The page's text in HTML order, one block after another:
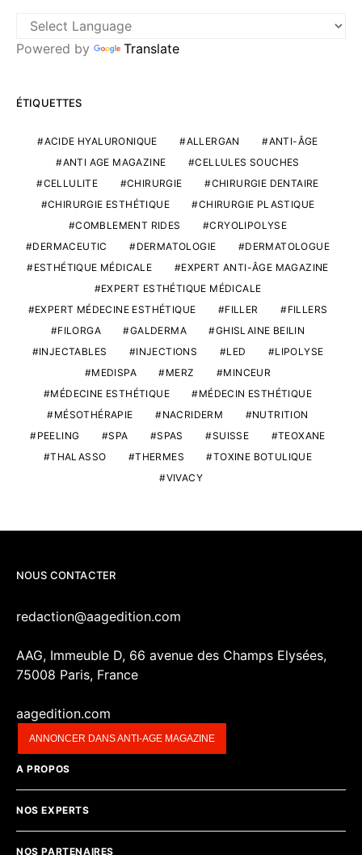
Powered by Translate
ÉTIQUETTES
ACIDE HYALURONIQUE ALLERGAN
ANTI-ÂGE
ANTI AGE MAGAZINE
CELLULES SOUCHES
CELLULITE
CHIRURGIE
CHIRURGIE DENTAIRE
CHIRURGIE ESTHÉTIQUE
CHIRURGIE PLASTIQUE
COMBLEMENT RIDES
CRYOLIPOLYSE
DERMACEUTIC
DERMATOLOGIE
DERMATOLOGUE
ESTHÉTIQUE MÉDICALE
EXPERT ANTI-ÂGE MAGAZINE
EXPERT ESTHÉTIQUE MÉDICALE
EXPERT MÉDECINE ESTHÉTIQUE
FILLER
FILLERS
FILORGA
GALDERMA
GHISLAINE BEILIN
INJECTABLES
INJECTIONS LED
LIPOLYSE
MEDISPA
MERZ
MINCEUR
MÉDECINE ESTHÉTIQUE
MÉDECIN ESTHÉTIQUE
MÉSOTHÉRAPIE
NACRIDERM
NUTRITION
PEELING
SPA SPAS SUISSE
TEOXANE
THALASSO
THERMES
TOXINE BOTULIQUE
VIVACY
NOUS CONTACTER
redaction@aagedition.com
AAG, Immeuble D, 66 avenue des Champs Elysées,
75008 Paris, France
aagedition.com
ANNONCER DANS ANTI-AGE MAGAZINE
A PROPOS
NOS EXPERTS
NOS PARTENAIRES